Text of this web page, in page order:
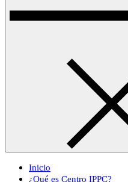
Inicio
¿Qué es Centro IPPC?